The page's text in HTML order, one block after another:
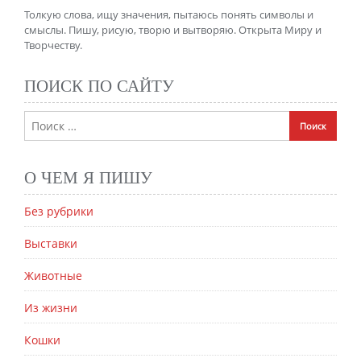
Толкую слова, ищу значения, пытаюсь понять символы и
смыслы. Пишу, рисую, творю и вытворяю. Открыта Миру и
Творчеству.
ПОИСК ПО САЙТУ
О ЧЕМ Я ПИШУ
Без рубрики
Выставки
Животные
Из жизни
Кошки